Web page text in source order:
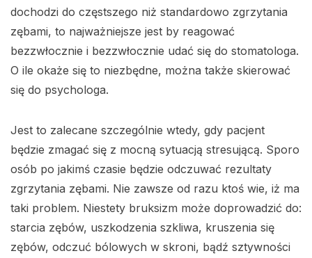
dochodzi do częstszego niż standardowo zgrzytania
zębami, to najważniejsze jest by reagować
bezzwłocznie i bezzwłocznie udać się do stomatologa.
O ile okaże się to niezbędne, można także skierować
się do psychologa.
Jest to zalecane szczególnie wtedy, gdy pacjent
będzie zmagać się z mocną sytuacją stresującą. Sporo
osób po jakimś czasie będzie odczuwać rezultaty
zgrzytania zębami. Nie zawsze od razu ktoś wie, iż ma
taki problem. Niestety bruksizm może doprowadzić do:
starcia zębów, uszkodzenia szkliwa, kruszenia się
zębów, odczuć bólowych w skroni, bądź sztywności